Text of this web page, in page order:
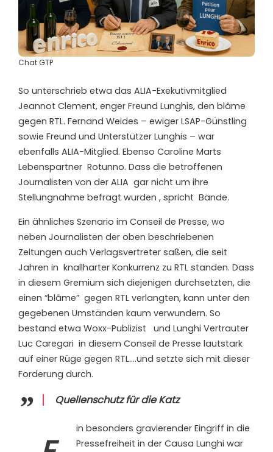
Chat GTP
So unterschrieb etwa das ALIA-Exekutivmitglied
Jeannot Clement, enger Freund Lunghis, den blâme
gegen RTL. Fernand Weides – ewiger LSAP-Günstling
sowie Freund und Unterstützer Lunghis – war
ebenfalls ALIA-Mitglied. Ebenso Caroline Marts
Lebenspartner Rotunno. Dass die betroffenen
Journalisten von der ALIA gar nicht um ihre
Stellungnahme befragt wurden , spricht Bände.
Ein ähnliches Szenario im Conseil de Presse, wo
neben Journalisten der oben beschriebenen
Zeitungen auch Verlagsvertreter saßen, die seit
Jahren in knallharter Konkurrenz zu RTL standen. Dass
in diesem Gremium sich diejenigen durchsetzten, die
einen “blâme” gegen RTL verlangten, kann unter den
gegebenen Umständen kaum verwundern. So
bestand etwa Woxx-Publizist
und Lunghi Vertrauter
Luc Caregari in diesem Conseil de Presse lautstark
auf einer Rüge gegen RTL….und setzte sich mit dieser
Forderung durch.
Quellenschutz für die Katz
in besonders gravierender Eingriff in die
Pressefreiheit in der Causa Lunghi war